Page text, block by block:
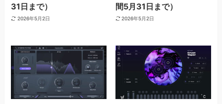
31日まで）
2026年5月2日
間5月31日まで）
2026年5月2日